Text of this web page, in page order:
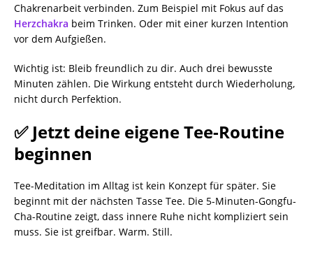
Chakrenarbeit verbinden. Zum Beispiel mit Fokus auf das
Herzchakra beim Trinken. Oder mit einer kurzen Intention
vor dem Aufgießen.
Wichtig ist: Bleib freundlich zu dir. Auch drei bewusste
Minuten zählen. Die Wirkung entsteht durch Wiederholung,
nicht durch Perfektion.
✅ Jetzt deine eigene Tee-Routine
beginnen
Tee-Meditation im Alltag ist kein Konzept für später. Sie
beginnt mit der nächsten Tasse Tee. Die 5-Minuten-Gongfu-
Cha-Routine zeigt, dass innere Ruhe nicht kompliziert sein
muss. Sie ist greifbar. Warm. Still.